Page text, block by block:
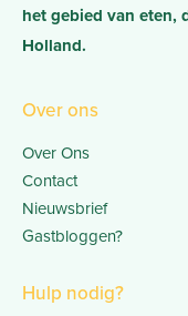
het gebied van eten,
Holland.
Over ons
Over Ons
Contact
Nieuwsbrief
Gastbloggen?
Hulp nodig?